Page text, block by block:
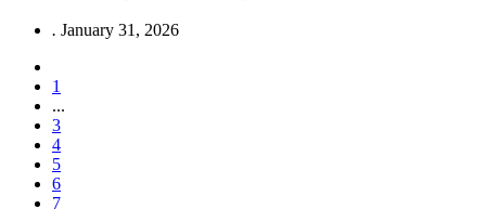
. January 31, 2026
1
...
3
4
5
6
7